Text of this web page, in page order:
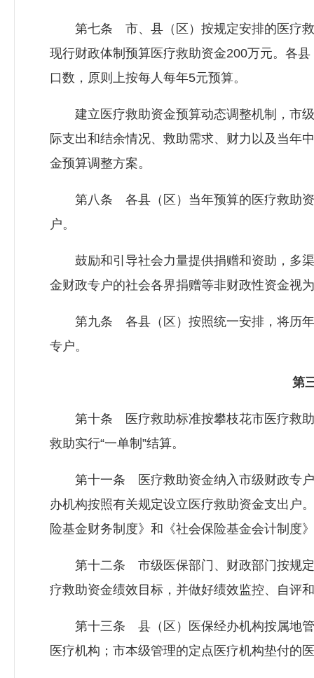
第七条 市、县（区）按规定安排的医疗救
现行财政体制预算医疗救助资金200万元。各
口数，原则上按每人每年5元预算。
建立医疗救助资金预算动态调整机制，市级
际支出和结余情况、救助需求、财力以及当年
金预算调整方案。
第八条 各县（区）当年预算的医疗救助资
户。
鼓励和引导社会力量提供捐赠和资助，多渠
金财政专户的社会各界捐赠等非财政性资金视
第九条 各县（区）按照统一安排，将历年
专户。
第三
第十条 医疗救助标准按攀枝花市医疗救助
救助实行“一单制”结算。
第十一条 医疗救助资金纳入市级财政专户
办机构按照有关规定设立医疗救助资金支出户
险基金财务制度》和《社会保险基金会计制度
第十二条 市级医保部门、财政部门按规定
疗救助资金绩效目标，并做好绩效监控、自评
第十三条 县（区）医保经办机构按属地管
医疗机构；市本级管理的定点医疗机构垫付的